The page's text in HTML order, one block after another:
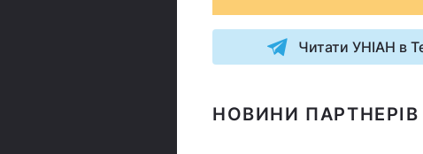
Читати УНІАН в
НОВИНИ ПАРТНЕРІВ